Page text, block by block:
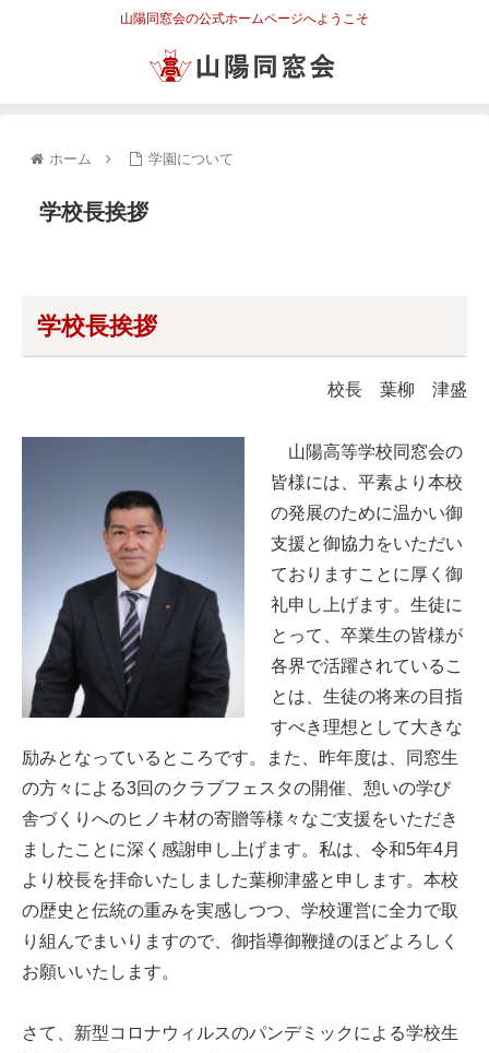
山陽同窓会の公式ホームページへようこそ
ホーム 学園について
学校長挨拶
学校長挨拶
校長 葉柳 津盛
山陽高等学校同窓会の
皆様には、平素より本校
の発展のために温かい御
支援と御協力をいただい
ておりますことに厚く御
礼申し上げます。生徒に
とって、卒業生の皆様が
各界で活躍されているこ
とは、生徒の将来の目指
すべき理想として大きな
励みとなっているところです。また、昨年度は、同窓生
の方々による3回のクラブフェスタの開催、憩いの学び
舎づくりへのヒノキ材の寄贈等様々なご支援をいただき
ましたことに深く感謝申し上げます。私は、令和5年4月
より校長を拝命いたしました葉柳津盛と申します。本校
の歴史と伝統の重みを実感しつつ、学校運営に全力で取
り組んでまいりますので、御指導御鞭撻のほどよろしく
お願いいたします。
さて、新型コロナウィルスのパンデミックによる学校生